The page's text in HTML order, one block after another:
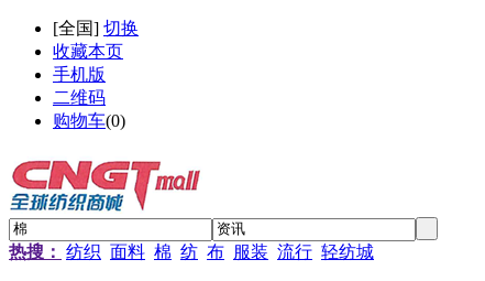
[全国] 切换
收藏本页
手机版
二维码
购物车(0)
热搜： 纺织 面料 棉 纺 布 服装 流行 轻纺城